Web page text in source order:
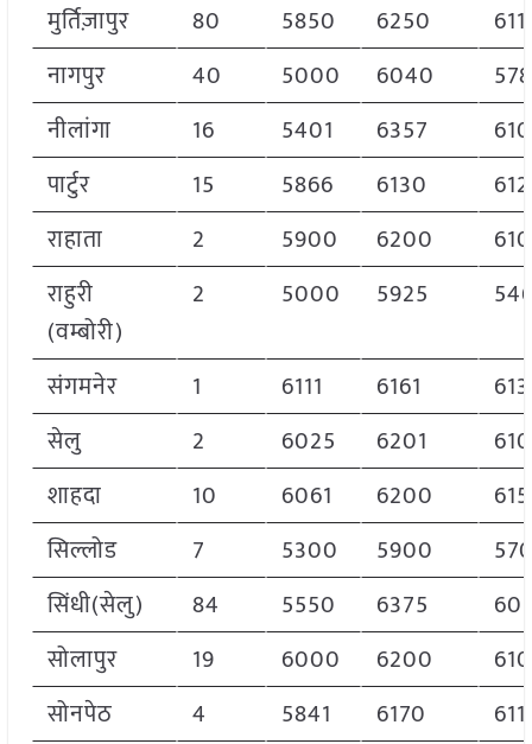
मुर्तिज़ापुर
80 5850 6250
नागपुर
40 5000 6040
नीलांगा
16 5401 6357
पार्टुर
15 5866 6130
राहाता
2 5900 6200
राहुरी
(वम्बोरी)
2 5000 5925
संगमनेर 1 6111 6161
सेलु
2 6025 6201
शाहदा
10 6061 6200
सिल्लोड
7 5300 5900
सिंधी(सेलु)
84 5550 6375
सोलापुर
19 6000 6200
सोनपेठ
4 5841 6170